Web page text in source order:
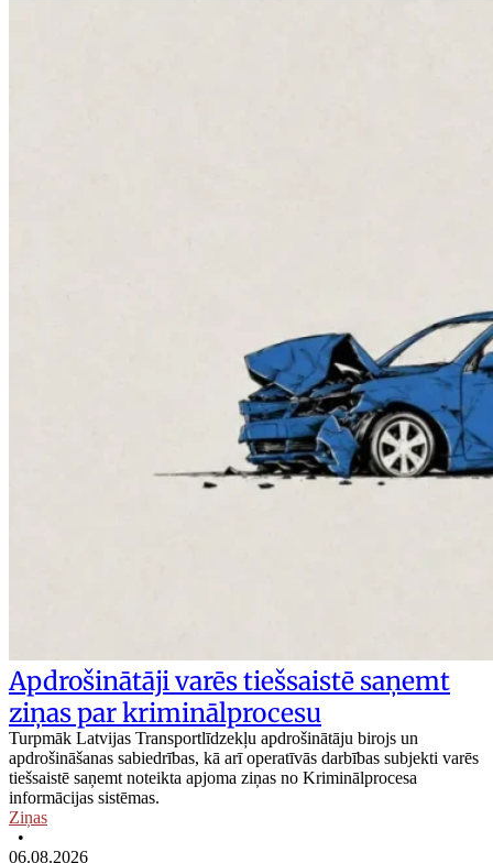
Apdrošinātāji varēs tiešsaistē saņemt
ziņas par kriminālprocesu
Turpmāk Latvijas Transportlīdzekļu apdrošinātāju birojs un
apdrošināšanas sabiedrības, kā arī operatīvās darbības subjekti varēs
tiešsaistē saņemt noteikta apjoma ziņas no Kriminālprocesa
informācijas sistēmas.
Ziņas
•
06.08.2026